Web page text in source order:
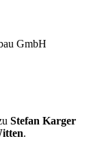
GmbH
Stefan Karger
.